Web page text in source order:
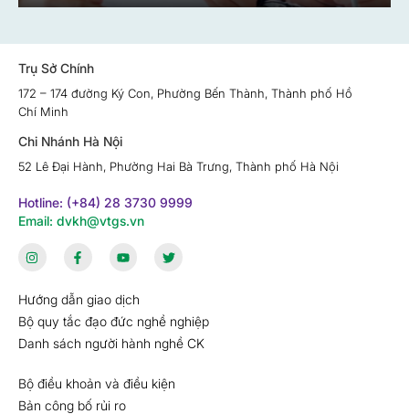
Trụ Sở Chính
172 – 174 đường Ký Con, Phường Bến Thành, Thành phố Hồ
Chí Minh
Chi Nhánh Hà Nội
52 Lê Đại Hành, Phường Hai Bà Trưng, Thành phố Hà Nội
Hotline: (+84) 28 3730 9999
Email: dvkh@vtgs.vn
Hướng dẫn giao dịch
Bộ quy tắc đạo đức nghề nghiệp
Danh sách người hành nghề CK
Bộ điều khoản và điều kiện
Bản công bố rủi ro